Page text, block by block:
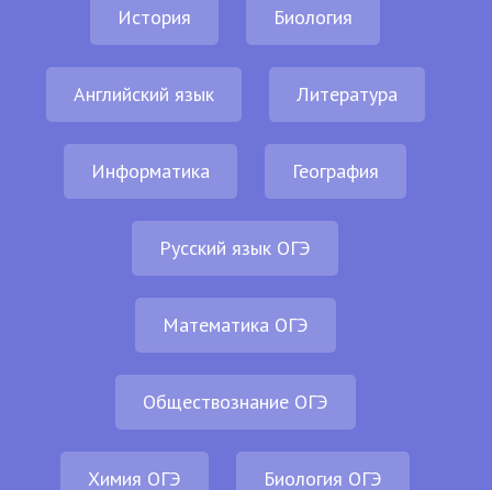
История Биология
Английский язык Литература
Информатика География
Русский язык ОГЭ
Математика ОГЭ
Обществознание ОГЭ
Химия ОГЭ Биология ОГЭ